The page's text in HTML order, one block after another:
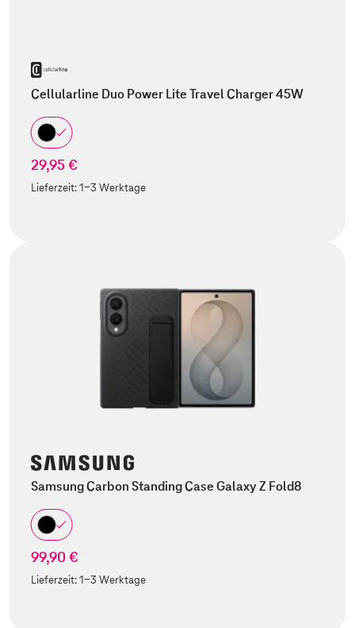
Cellularline Duo Power Lite Travel Charger 45W
29,95 €
Lieferzeit:1-3 Werktage
Samsung Carbon Standing Case Galaxy Z Fold8
99,90 €
Lieferzeit:1-3 Werktage